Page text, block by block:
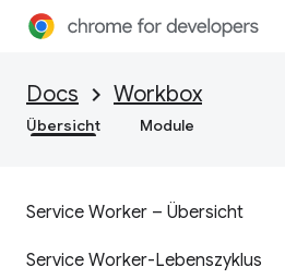
Docs Workbox
Übersicht Module
Service Worker – Übersicht
Service Worker-Lebenszyklus